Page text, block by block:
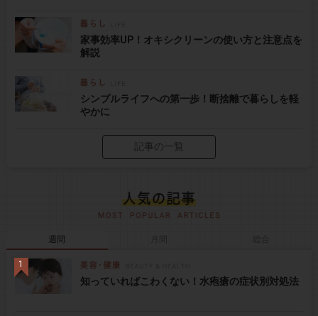
家事効率UP！オキシクリーンの使い方と注意点を
解説
シンプルライフへの第一歩！断捨離で暮らしを軽
やかに
記事の一覧
週間
知っていればこわくない！水疱瘡の症状別対処法